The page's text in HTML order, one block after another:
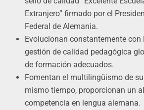
Extranjero” firmado por el
Federal de Alemania.
Evolucionan constantemente con
gestión de calidad pedagógica
de formación adecuados.
Fomentan el multilingüismo de
mismo tiempo, proporcionan un
competencia en lengua alemana.